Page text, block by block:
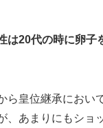
20代の時に卵子
皇位継承におい
、あまりにもショ